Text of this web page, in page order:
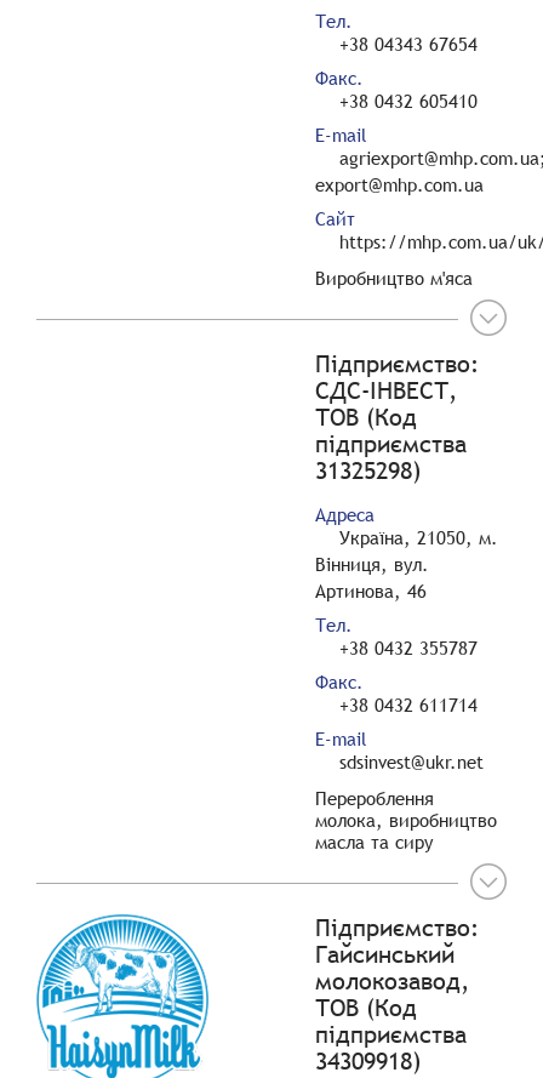
Тел.
+38 04343 67654
Факс.
+38 0432 605410
E-mail
export@mhp.com.ua
Сайт
https://mhp.com.ua/
Виробництво м'яса
Підприємство:
СДС-ІНВЕСТ,
ТОВ (Код
підприємства
31325298)
Адреса
Україна, 21050, м.
Вінниця, вул.
Артинова, 46
Тел.
+38 0432 355787
Факс.
+38 0432 611714
E-mail
sdsinvest@ukr.net
Перероблення
молока, виробництво
масла та сиру
Підприємство:
Гайсинський
молокозавод,
ТОВ (Код
підприємства
34309918)